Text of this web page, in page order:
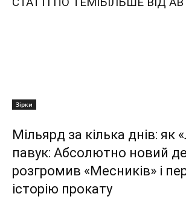
Зірки
Мільярд за кілька днів: як
павук: Абсолютно новий
розгромив «Месників» і
історію прокату